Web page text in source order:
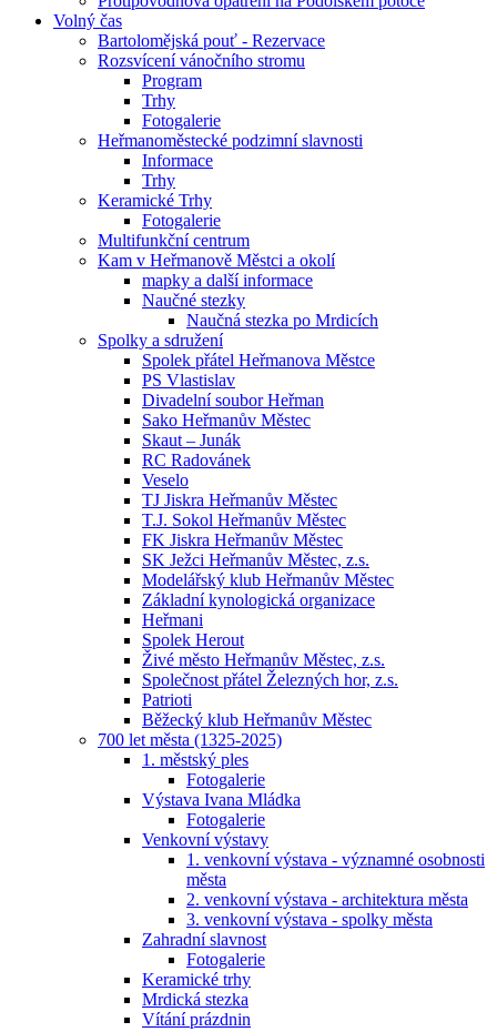
Volný čas
Bartolomějská pouť - Rezervace
Rozsvícení vánočního stromu
Program
Trhy
Fotogalerie
Heřmanoměstecké podzimní slavnosti
Informace
Trhy
Keramické Trhy
Fotogalerie
Multifunkční centrum
Kam v Heřmanově Městci a okolí
mapky a další informace
Naučné stezky
Naučná stezka po Mrdicích
Spolky a sdružení
Spolek přátel Heřmanova Městce
PS Vlastislav
Divadelní soubor Heřman
Sako Heřmanův Městec
Skaut – Junák
RC Radovánek
Veselo
TJ Jiskra Heřmanův Městec
T.J. Sokol Heřmanův Městec
FK Jiskra Heřmanův Městec
SK Ježci Heřmanův Městec, z.s.
Modelářský klub Heřmanův Městec
Základní kynologická organizace
Heřmani
Spolek Herout
Živé město Heřmanův Městec, z.s.
Společnost přátel Železných hor, z.s.
Patrioti
Běžecký klub Heřmanův Městec
700 let města (1325-2025)
1. městský ples
Fotogalerie
Výstava Ivana Mládka
Fotogalerie
Venkovní výstavy
1. venkovní výstava - významné osobnosti
města
2. venkovní výstava - architektura města
3. venkovní výstava - spolky města
Zahradní slavnost
Fotogalerie
Keramické trhy
Mrdická stezka
Vítání prázdnin